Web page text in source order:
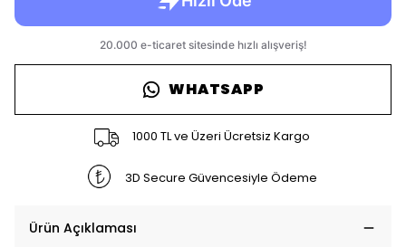
WHATSAPP
1000 TL ve Üzeri Ücretsiz Kargo
3D Secure Güvencesiyle Ödeme
Ürün Açıklaması